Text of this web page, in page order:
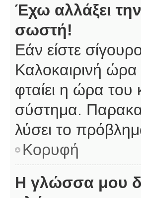
Έχω αλλάξει
σωστή!
Εάν είστε
Καλοκαιρινή
φταίει η ώρα του
σύστημα.
λύσει το
Κορυφή
Η γλώσσα μου